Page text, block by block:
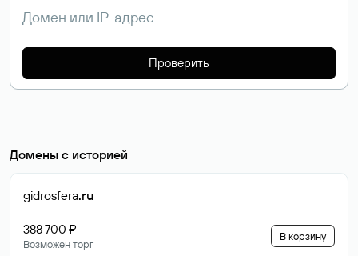
Проверить
Домены с историей
gidrosfera.ru
388 700 ₽
Возможен торг
В корзину